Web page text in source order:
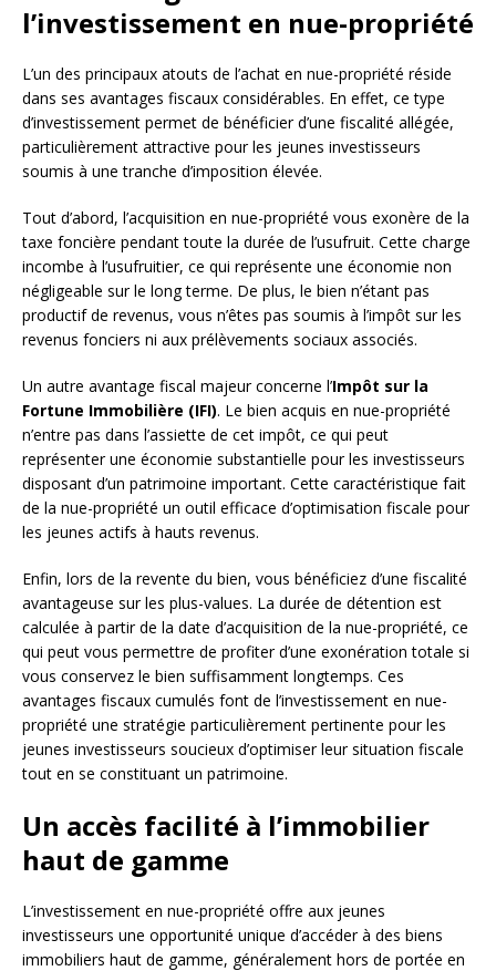
l’investissement en nue-propriété
L’un des principaux atouts de l’achat en nue-propriété réside
dans ses avantages fiscaux considérables. En effet, ce type
d’investissement permet de bénéficier d’une fiscalité allégée,
particulièrement attractive pour les jeunes investisseurs
soumis à une tranche d’imposition élevée.
Tout d’abord, l’acquisition en nue-propriété vous exonère de la
taxe foncière pendant toute la durée de l’usufruit. Cette charge
incombe à l’usufruitier, ce qui représente une économie non
négligeable sur le long terme. De plus, le bien n’étant pas
productif de revenus, vous n’êtes pas soumis à l’impôt sur les
revenus fonciers ni aux prélèvements sociaux associés.
Un autre avantage fiscal majeur concerne l’Impôt sur la
Fortune Immobilière (IFI). Le bien acquis en nue-propriété
n’entre pas dans l’assiette de cet impôt, ce qui peut
représenter une économie substantielle pour les investisseurs
disposant d’un patrimoine important. Cette caractéristique fait
de la nue-propriété un outil efficace d’optimisation fiscale pour
les jeunes actifs à hauts revenus.
Enfin, lors de la revente du bien, vous bénéficiez d’une fiscalité
avantageuse sur les plus-values. La durée de détention est
calculée à partir de la date d’acquisition de la nue-propriété, ce
qui peut vous permettre de profiter d’une exonération totale si
vous conservez le bien suffisamment longtemps. Ces
avantages fiscaux cumulés font de l’investissement en nue-
propriété une stratégie particulièrement pertinente pour les
jeunes investisseurs soucieux d’optimiser leur situation fiscale
tout en se constituant un patrimoine.
Un accès facilité à l’immobilier
haut de gamme
L’investissement en nue-propriété offre aux jeunes
investisseurs une opportunité unique d’accéder à des biens
immobiliers haut de gamme, généralement hors de portée en